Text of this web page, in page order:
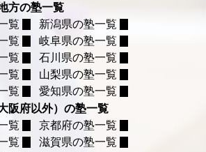
方の塾一覧
覧
新潟県の塾一覧
覧
岐阜県の塾一覧
覧
石川県の塾一覧
覧
山梨県の塾一覧
覧
愛知県の塾一覧
阪府以外）の塾一覧
覧
京都府の塾一覧
覧
滋賀県の塾一覧